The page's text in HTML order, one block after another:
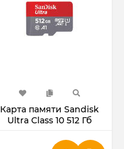
Карта памяти Sandisk
Ultra Class 10 512 Гб
MicroSD